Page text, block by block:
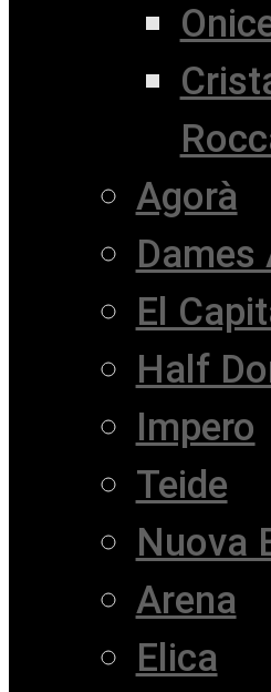
Agorà
Dames
El
Half
Impero
Teide
Nuova
Arena
Elica